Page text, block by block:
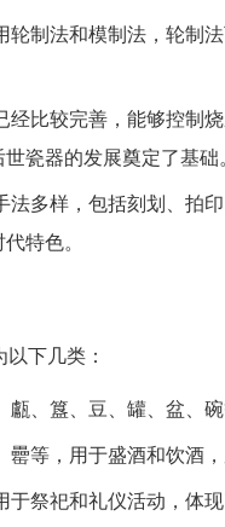
轮制法和模制法，轮制
经比较完善，能够控制
瓷器的发展奠定了基础
法多样，包括刻划、拍
特色。
下几类：
甗、簋、豆、罐、盆、
罍等，用于盛酒和饮酒
于祭祀和礼仪活动，体